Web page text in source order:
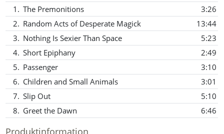
1. The Premonitions
3:26
2. Random Acts of Desperate Magick
13:44
3. Nothing Is Sexier Than Space
5:23
4. Short Epiphany
2:49
5. Passenger
3:10
6. Children and Small Animals
3:01
7. Slip Out
5:10
8. Greet the Dawn 6:46
Produktinformation